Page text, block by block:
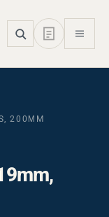
200ΜM